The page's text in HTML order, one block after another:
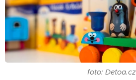
foto: Detoa.cz